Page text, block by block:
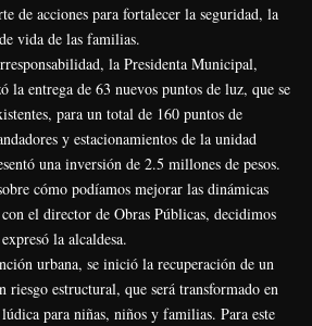
de acciones para fortalecer la seguridad, la
vida de las familias.
la Presidenta Municipal,
la entrega de 63 nuevos puntos de luz, que se
para un total de 160 puntos de
y estacionamientos de la unidad
una inversión de 2.5 millones de pesos.
cómo podíamos mejorar las dinámicas
el director de Obras Públicas, decidimos
la alcaldesa.
urbana, se inició la recuperación de un
riesgo estructural, que será transformado en
para niñas, niños y familias. Para este